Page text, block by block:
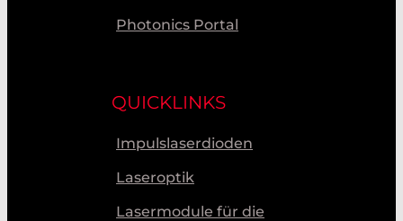
Photonics Portal
QUICKLINKS
Impulslaserdioden
Laseroptik
Lasermodule für die